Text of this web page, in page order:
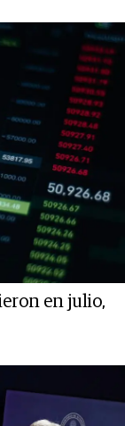
en julio,